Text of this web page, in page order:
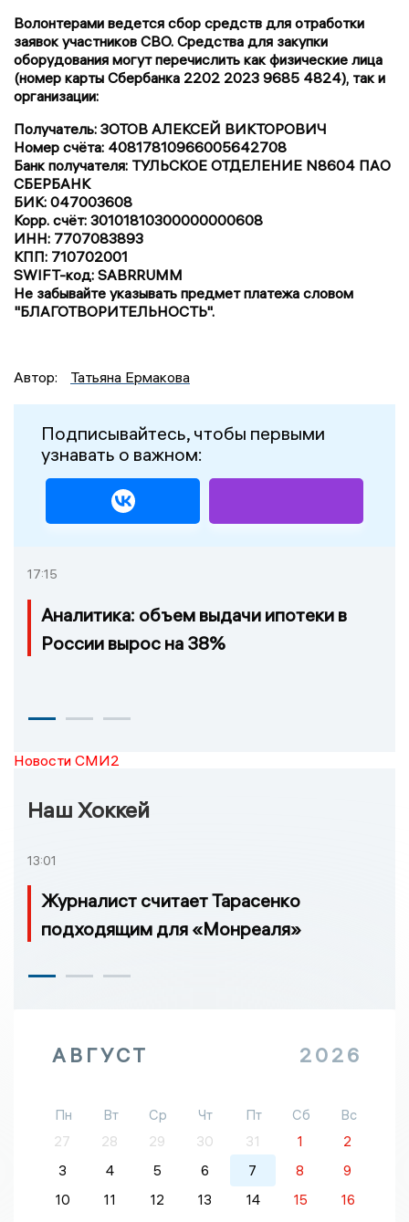
Волонтерами ведется сбор средств для отработки
заявок участников СВО. Средства для закупки
оборудования могут перечислить как физические лица
(номер карты Сбербанка 2202 2023 9685 4824), так и
организации:
Получатель: ЗОТОВ АЛЕКСЕЙ ВИКТОРОВИЧ
Номер счёта: 40817810966005642708
Банк получателя: ТУЛЬСКОЕ ОТДЕЛЕНИЕ N8604 ПАО
СБЕРБАНК
БИК: 047003608
Корр. счёт: 30101810300000000608
ИНН: 7707083893
КПП: 710702001
SWIFT-код: SABRRUMM
Не забывайте указывать предмет платежа словом
"БЛАГОТВОРИТЕЛЬНОСТЬ".
Автор: Татьяна Ермакова
Подписывайтесь, чтобы первыми
узнавать о важном:
17:15
Аналитика: объем выдачи ипотеки в
России вырос на 38%
Новости СМИ2
Наш Хоккей
13:01
Журналист считает Тарасенко
подходящим для «Монреаля»
АВГУСТ 2026
Пн Вт Ср Чт Пт Сб
Вс
27
28 29 30 31 1
2
3
4 5 6 7 8
9
10
11 12 13 14 15
16